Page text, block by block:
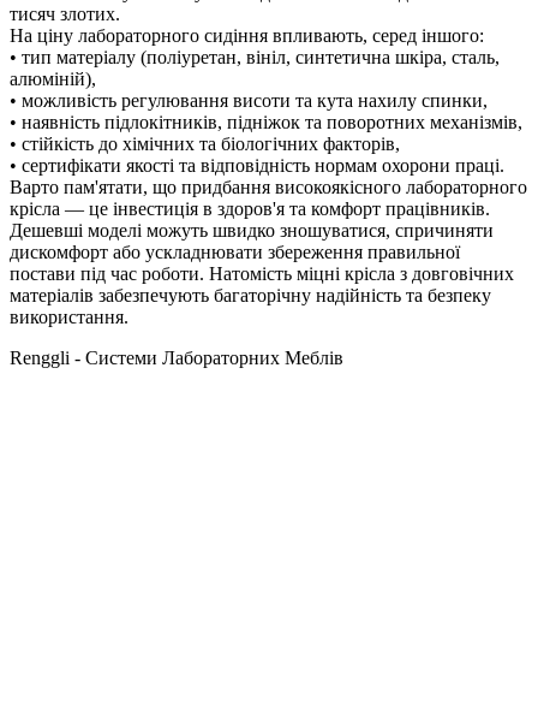
тисяч злотих.
На ціну лабораторного сидіння впливають, серед іншого:
• тип матеріалу (поліуретан, вініл, синтетична шкіра, сталь,
алюміній),
• можливість регулювання висоти та кута нахилу спинки,
• наявність підлокітників, підніжок та поворотних механізмів,
• стійкість до хімічних та біологічних факторів,
• сертифікати якості та відповідність нормам охорони праці.
Варто пам'ятати, що придбання високоякісного лабораторного
крісла — це інвестиція в здоров'я та комфорт працівників.
Дешевші моделі можуть швидко зношуватися, спричиняти
дискомфорт або ускладнювати збереження правильної
постави під час роботи. Натомість міцні крісла з довговічних
матеріалів забезпечують багаторічну надійність та безпеку
використання.
Renggli - Системи Лабораторних Меблів